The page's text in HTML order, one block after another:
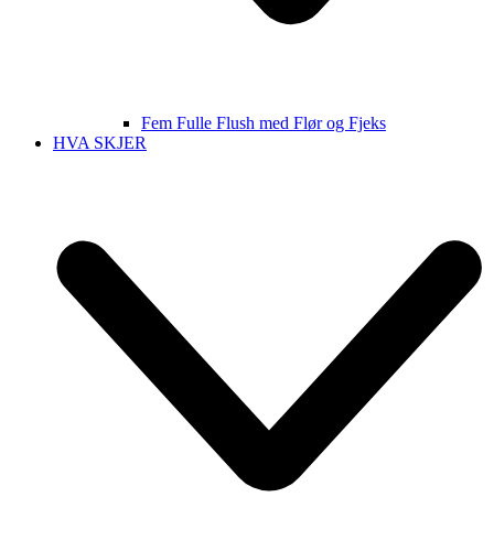
Fem Fulle Flush med Flør og Fjeks
HVA SKJER